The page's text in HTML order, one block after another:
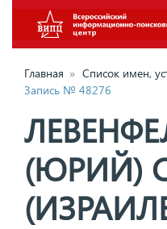
Главная » Список имен,
Запись № 48276
(ЮРИЙ)